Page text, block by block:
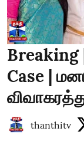
Breaking
Case |
thanthitv